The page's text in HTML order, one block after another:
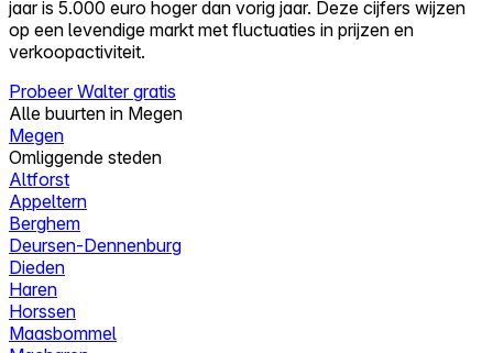
jaar is 5.000 euro hoger dan vorig jaar. Deze cijfers wijzen
op een levendige markt met fluctuaties in prijzen en
verkoopactiviteit.
Probeer Walter gratis
Alle buurten in Megen
Megen
Omliggende steden
Altforst
Appeltern
Berghem
Deursen-Dennenburg
Dieden
Haren
Horssen
Maasbommel